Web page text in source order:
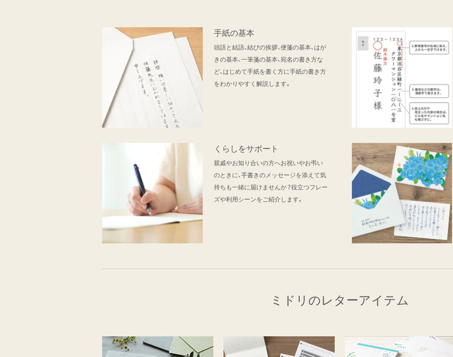
手紙の基本
頭語と結語、結びの挨拶、便箋の基本、はが
きの基本、一筆箋の基本、宛名の書き方な
ど、はじめて手紙を書く方に手紙の書き方
をわかりやすく解説します。
くらしをサポート
親戚やお知り合いの方へお祝いやお弔い
のときに、手書きのメッセージを添えて気
持ちも一緒に届けませんか？役立つフレー
ズや利用シーンをご紹介します。
ミドリのレターアイテム